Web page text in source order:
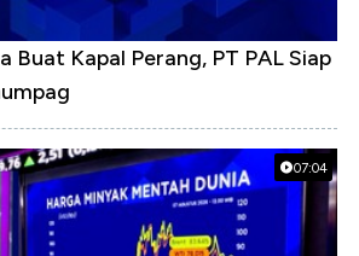
Buat Kapal Perang, PT PAL Siap
07:04